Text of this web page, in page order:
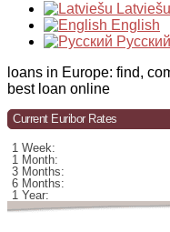
Latviešu
English
Русский
loans in Europe: find,
best loan online
Current Euribor Rates
1 Week:
1 Month:
3 Months:
6 Months:
1 Year: